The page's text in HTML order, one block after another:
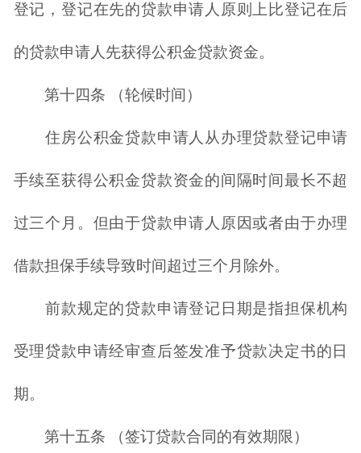
登记，登记在先的贷款申请人原则上比登记在后
的贷款申请人先获得公积金贷款资金。
第十四条 （轮候时间）
住房公积金贷款申请人从办理贷款登记申请
手续至获得公积金贷款资金的间隔时间最长不超
过三个月。但由于贷款申请人原因或者由于办理
借款担保手续导致时间超过三个月除外。
前款规定的贷款申请登记日期是指担保机构
受理贷款申请经审查后签发准予贷款决定书的日
期。
第十五条 （签订贷款合同的有效期限）